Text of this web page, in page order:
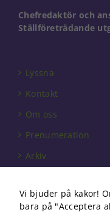
Chefredaktör och
Ställföreträdande
Lyssna
Kontakt
Om oss
Prenumeration
Arkiv
Förbundet
Vi bjuder på kakor!
bara på "Acceptera